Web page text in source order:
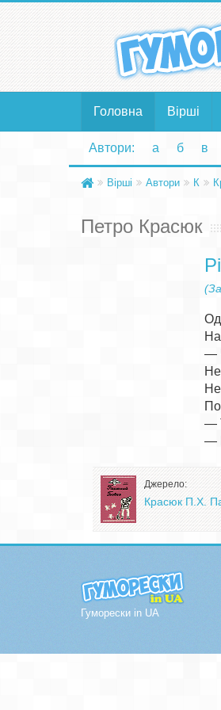
Головна Вірші
Автори: а б в
Вірші Автори К
Петро Красюк
—
—
Джерело:
Красюк П.Х.
Гуморески in UA